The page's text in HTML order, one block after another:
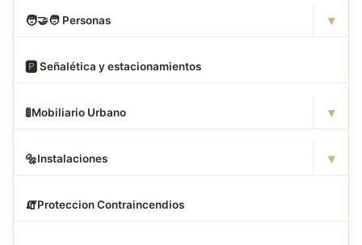
🧑‍🤝‍🧑 Personas ▾
🅿️ Señalética y estacionamientos
🚦Mobiliario Urbano ▾
🔩Instalaciones ▾
🧯Proteccion Contraincendios